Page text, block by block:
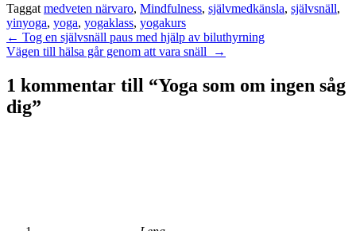
Taggat medveten närvaro, Mindfulness, självmedkänsla, självsnäll,
yinyoga, yoga, yogaklass, yogakurs
Inläggsnavigering
← Tog en självsnäll paus med hjälp av biluthyrning
Vägen till hälsa går genom att vara snäll
→
1 kommentar till “Yoga som om ingen såg
dig”